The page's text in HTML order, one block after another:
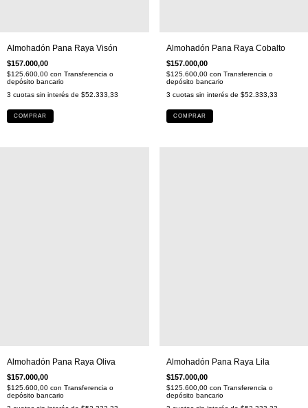
Almohadón Pana Raya Visón
$157.000,00
$125.600,00 con Transferencia o
depósito bancario
3 cuotas sin interés de $52.333,33
COMPRAR
Almohadón Pana Raya Cobalto
$157.000,00
$125.600,00 con Transferencia o
depósito bancario
3 cuotas sin interés de $52.333,33
COMPRAR
Almohadón Pana Raya Oliva
$157.000,00
$125.600,00 con Transferencia o
depósito bancario
Almohadón Pana Raya Lila
$157.000,00
$125.600,00 con Transferencia o
depósito bancario